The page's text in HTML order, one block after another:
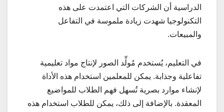
الدراسية أن الشركات التي اعتمدت على هذه
التكنولوجيا شهدت زيادة ملموسة في التفاعل
والمبيعات.
في التعليم، يُستخدم مُولِّد الصور لإنتاج مواد تعليمية
تفاعلية وجذابة. يمكن للمعلمين استخدام هذه الأداة
لإنشاء موارد بصرية تُسهل فهم الطلاب للمواضيع
المعقدة. بالإضافة إلى ذلك، يمكن للطلاب استخدام هذه